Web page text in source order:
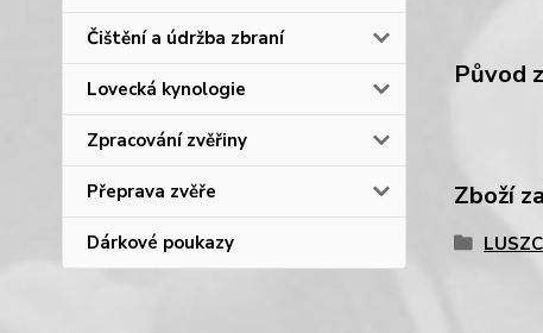
Čištění a údržba zbraní
Lovecká kynologie
Zpracování zvěřiny
Přeprava zvěře
Dárkové poukazy
Původ
Zboží